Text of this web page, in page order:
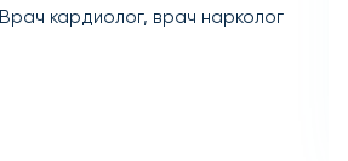
Врач кардиолог, врач нарколог